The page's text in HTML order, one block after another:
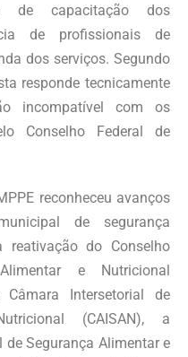
de capacitação dos
de profissionais de
dos serviços. Segundo
responde tecnicamente
incompatível com os
Conselho Federal de
reconheceu avanços
de segurança
reativação do Conselho
e Nutricional
Intersetorial de
(CAISAN), a
Segurança Alimentar e